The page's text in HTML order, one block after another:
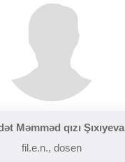
Məmməd qızı Şıxıyeva
fil.e.n., dosen